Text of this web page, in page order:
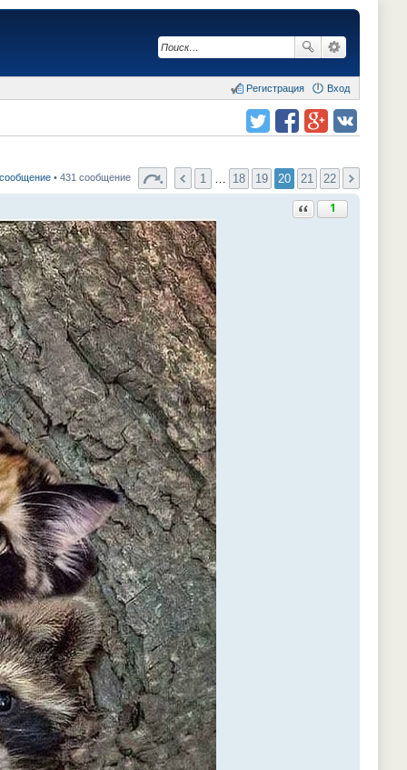
Вход
Регистрация
• 431 сообщение 1 18 19 20 21 22
Ответить с цитатой
1